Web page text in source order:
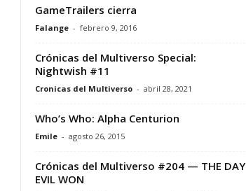
GameTrailers cierra
Falange - febrero 9, 2016
Crónicas del Multiverso Special:
Nightwish #11
Cronicas del Multiverso - abril 28, 2021
Who’s Who: Alpha Centurion
Emile - agosto 26, 2015
Crónicas del Multiverso #204 — THE DAY
EVIL WON